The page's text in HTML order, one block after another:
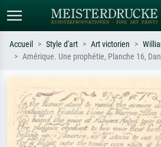
ex. Monet, Nuit étoilée,
impressionnisme, vague de Hokusai,
nu.
Accueil Style d'art Art victorien
Amérique. Une prophétie, Planche 16,